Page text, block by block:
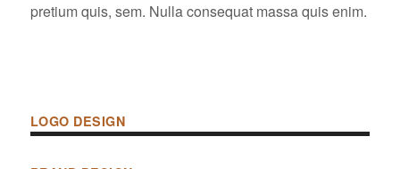
pretium quis, sem. Nulla consequat massa quis enim.
LOGO DESIGN